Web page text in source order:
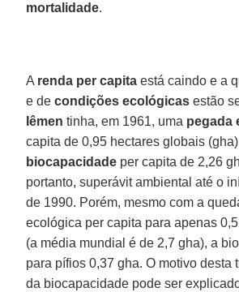
mortalidade.
A renda per capita está caindo e a
e decondições ecológicas estão
Iêmen tinha, em 1961, uma pegada
capita de 0,95 hectares globais
biocapacidade per capita de 2,26
portanto, superávit ambiental até o
de 1990. Porém, mesmo com a
ecológica per capita para apenas
(a média mundial é de 2,7 gha), a
para pífios 0,37 gha. O motivo desta
da biocapacidade pode ser